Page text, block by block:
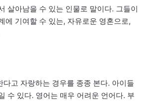
살아남을 수 있는 인물로 말이다. 그들이
에 기여할 수 있는, 자유로운 영혼으로,
다고 자랑하는 경우를 종종 본다. 아이들
수 있다. 영어는 매우 어려운 언어다. 부